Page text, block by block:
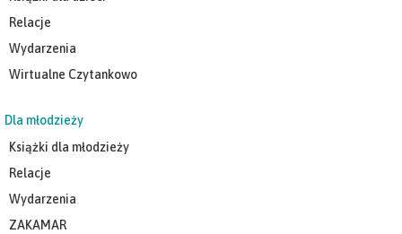
Relacje
Wydarzenia
Wirtualne Czytankowo
Dla młodzieży
Książki dla młodzieży
Relacje
Wydarzenia
ZAKAMAR